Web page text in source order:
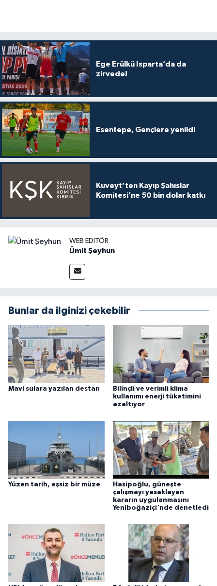
Ege Erülkü Isparta’da da
zirvede!
Esentepe, Gençlere yenildi
Kuveyt’ten Kayıp Şahıslar
Komitesi’ne 50 bin dolar katkı
WEB EDITÖR
Ümit Şeyhun
Bunlar da ilginizi çekebilir
Mavi sulara yazılan destan
Bilinçli ve verimli klima
kullanımı enerji tüketimini
azaltıyor
Yüzen tarih, eşsiz bir müze
Hasipoğlu, güneşte
çalışmayı yasaklayan
kararın uygulanmasını
Yeniboğaziçi'nde denetledi